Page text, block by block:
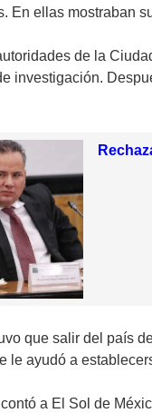
En ellas mostraban
de la
investigación.
que salir del país
le ayudó a
a El Sol de